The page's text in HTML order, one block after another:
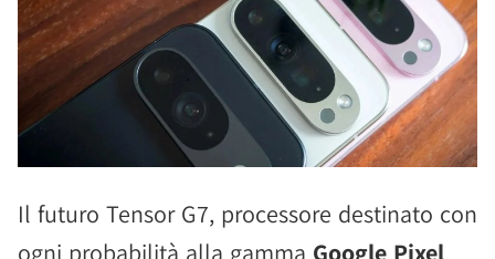
Il futuro Tensor G7, processore destinato con
ogni probabilità alla gamma Google Pixel